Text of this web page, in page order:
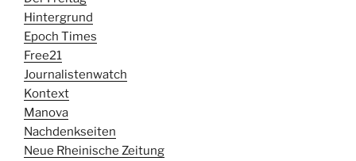
Hintergrund
Epoch Times
Free21
Journalistenwatch
Kontext
Manova
Nachdenkseiten
Neue Rheinische Zeitung